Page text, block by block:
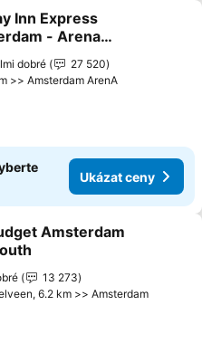
na seznam oblíbených
Inn Express
- Arena
by IHG
dobré
27 520
>> Amsterdam ArenA
Ukázat ceny
na seznam oblíbených
Amsterdam
13 273
6.2 km >> Amsterdam